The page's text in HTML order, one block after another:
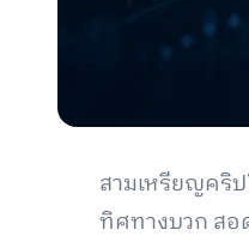
สามเหรียญคริป
ทิศทางบวก สอ